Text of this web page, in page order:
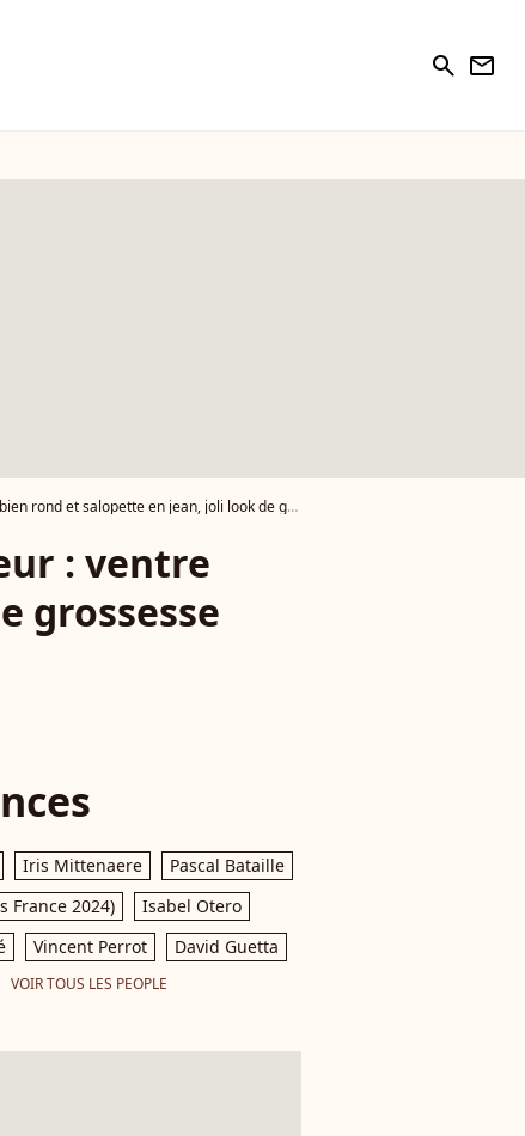
search newsletter
en jean, joli look de grossesse pour une escapade
: ventre
grossesse
Iris Mittenaere
Pascal Bataille
France 2024)
Isabel Otero
Vincent Perrot David Guetta
VOIR TOUS LES PEOPLE